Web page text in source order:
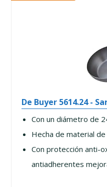
De Buyer 5614.24 -
Con un diámetro de
Hecha de material
Con protección anti-
antiadherentes